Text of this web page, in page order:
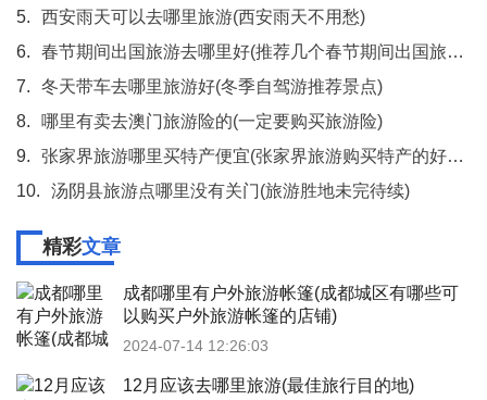
5.
西安雨天可以去哪里旅游(西安雨天不用愁)
6.
春节期间出国旅游去哪里好(推荐几个春节期间出国旅游的佳选)
7.
冬天带车去哪里旅游好(冬季自驾游推荐景点)
8.
哪里有卖去澳门旅游险的(一定要购买旅游险)
9.
张家界旅游哪里买特产便宜(张家界旅游购买特产的好去处)
10.
汤阴县旅游点哪里没有关门(旅游胜地未完待续)
精彩文章
成都哪里有户外旅游帐篷(成都城区有哪些可
以购买户外旅游帐篷的店铺)
2024-07-14 12:26:03
12月应该去哪里旅游(最佳旅行目的地)